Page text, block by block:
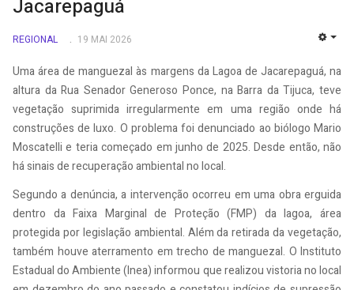
Jacarepaguá
REGIONAL 19 MAI 2026
Uma área de manguezal às margens da Lagoa de Jacarepaguá, na
altura da Rua Senador Generoso Ponce, na Barra da Tijuca, teve
vegetação suprimida irregularmente em uma região onde há
construções de luxo. O problema foi denunciado ao biólogo Mario
Moscatelli e teria começado em junho de 2025. Desde então, não
há sinais de recuperação ambiental no local.
Segundo a denúncia, a intervenção ocorreu em uma obra erguida
dentro da Faixa Marginal de Proteção (FMP) da lagoa, área
protegida por legislação ambiental. Além da retirada da vegetação,
também houve aterramento em trecho de manguezal. O Instituto
Estadual do Ambiente (Inea) informou que realizou vistoria no local